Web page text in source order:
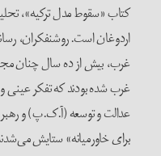
کتاب «سقوط مدل ترکیه»،
اردوغان است. روشنفکران،
غرب، بیش از ده سال چنان
غرب شده بودند که تفکر عینی
عدالت و توسعه (آ.ک.پ) و
برای خاورمیانه» ستایش